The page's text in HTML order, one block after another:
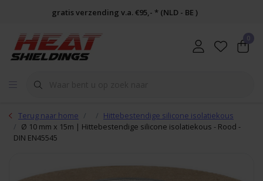
gratis verzending v.a. €95,- * (NLD - BE )
0
Terug naar home
Hittebestendige silicone isolatiekous
Ø 10 mm x 15m | Hittebestendige silicone isolatiekous - Rood -
DIN EN45545